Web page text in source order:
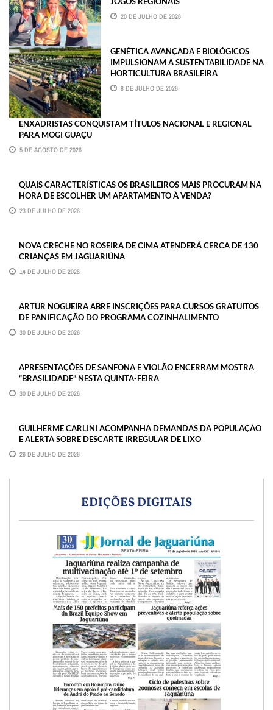
20 DE JULHO DE 2026
GENÉTICA AVANÇADA E BIOLÓGICOS
IMPULSIONAM A SUSTENTABILIDADE NA
HORTICULTURA BRASILEIRA
8 DE JULHO DE 2026
ENXADRISTAS CONQUISTAM TÍTULOS NACIONAL E REGIONAL
PARA MOGI GUAÇU
5 DE AGOSTO DE 2026
QUAIS CARACTERÍSTICAS OS BRASILEIROS MAIS PROCURAM NA
HORA DE ESCOLHER UM APARTAMENTO À VENDA?
23 DE JULHO DE 2026
NOVA CRECHE NO ROSEIRA DE CIMA ATENDERÁ CERCA DE 130
CRIANÇAS EM JAGUARIÚNA
14 DE JULHO DE 2026
ARTUR NOGUEIRA ABRE INSCRIÇÕES PARA CURSOS GRATUITOS
DE PANIFICAÇÃO DO PROGRAMA COZINHALIMENTO
30 DE JULHO DE 2026
APRESENTAÇÕES DE SANFONA E VIOLÃO ENCERRAM MOSTRA
“BRASILIDADE” NESTA QUINTA-FEIRA
30 DE JULHO DE 2026
GUILHERME CARLINI ACOMPANHA DEMANDAS DA POPULAÇÃO
E ALERTA SOBRE DESCARTE IRREGULAR DE LIXO
26 DE JULHO DE 2026
EDIÇÕES DIGITAIS